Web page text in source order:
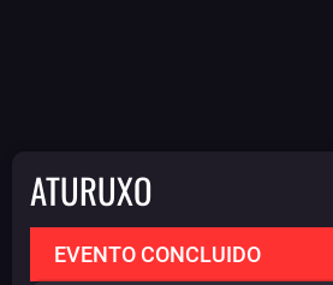
ATURUXO
EVENTO CONCLUIDO